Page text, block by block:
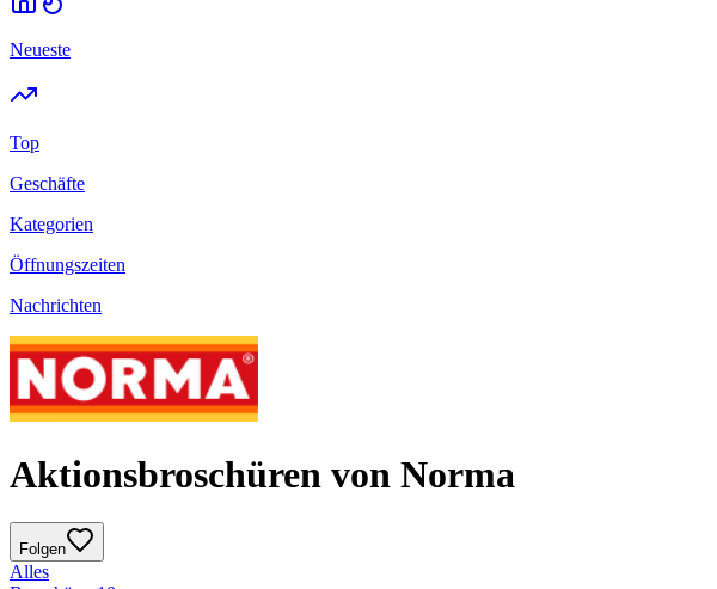
Neueste
Top
Geschäfte
Kategorien
Öffnungszeiten
Nachrichten
Aktionsbroschüren von Norma
Folgen
Alles